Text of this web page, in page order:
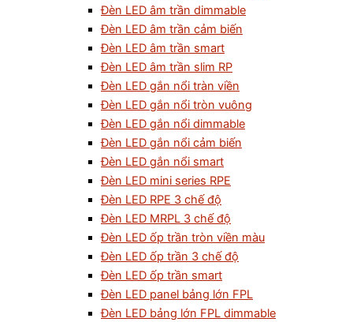
Đèn LED âm trần dimmable
Đèn LED âm trần cảm biến
Đèn LED âm trần smart
Đèn LED âm trần slim RP
Đèn LED gắn nổi tràn viền
Đèn LED gắn nổi tròn vuông
Đèn LED gắn nổi dimmable
Đèn LED gắn nổi cảm biến
Đèn LED gắn nổi smart
Đèn LED mini series RPE
Đèn LED RPE 3 chế độ
Đèn LED MRPL 3 chế độ
Đèn LED ốp trần tròn viền màu
Đèn LED ốp trần 3 chế độ
Đèn LED ốp trần smart
Đèn LED panel bảng lớn FPL
Đèn LED bảng lớn FPL dimmable